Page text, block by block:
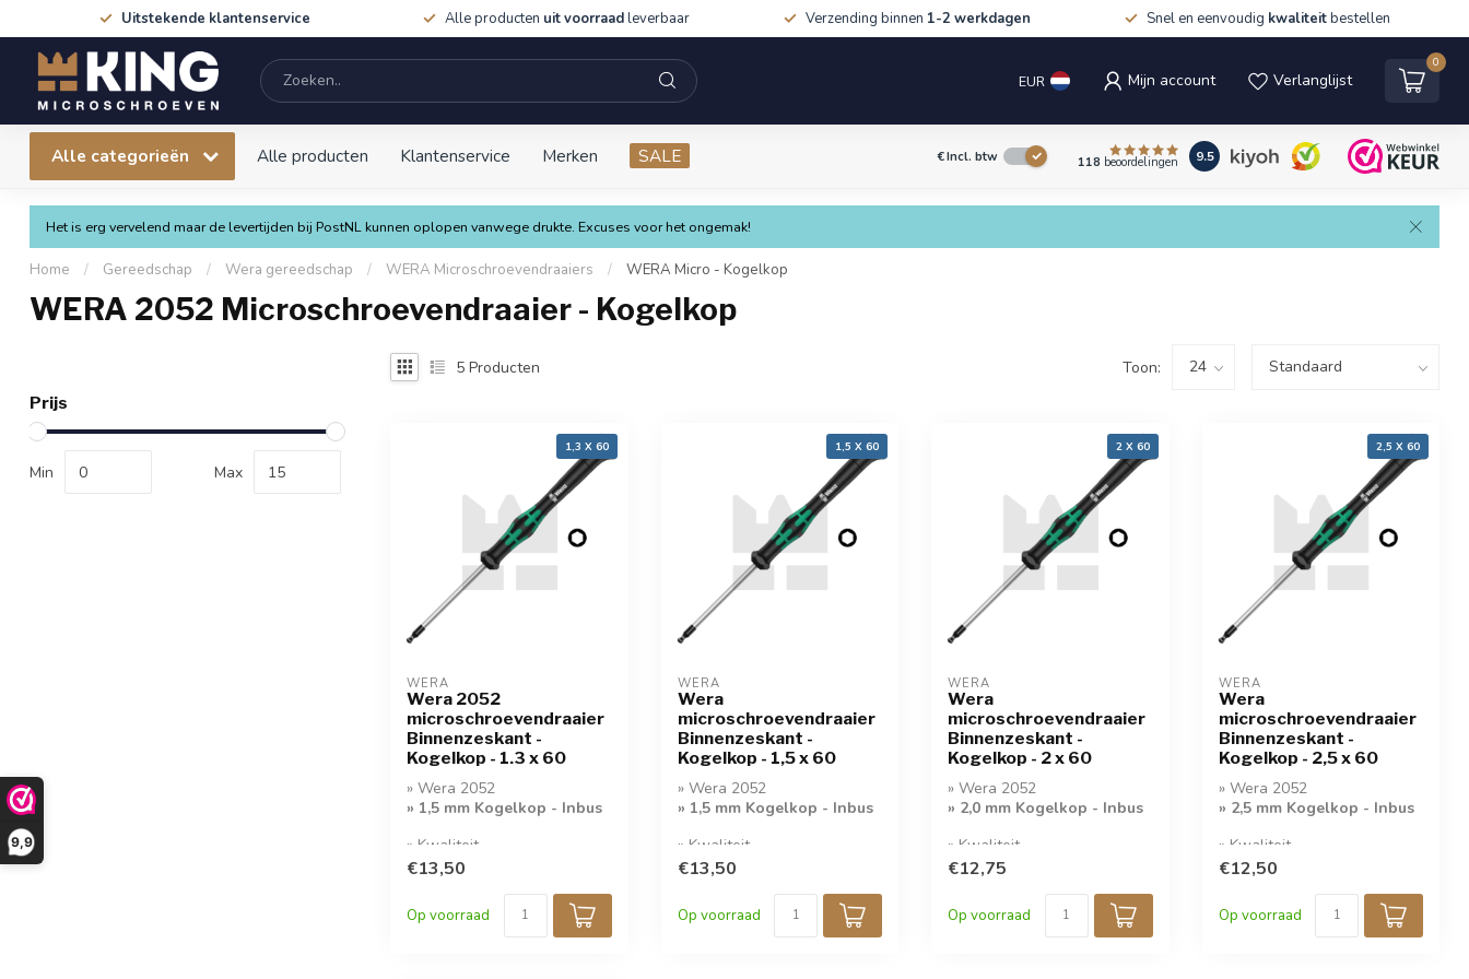
9,9
Uitstekende klantenservice Alle producten uit voorraadleverbaar Verzending binnen 1-2 werkdagen Snel en eenvoudig kwaliteitbestellen
EUR Mijn account Verlanglijst
0
Alle categorieën Alle producten Klantenservice Merken SALE €Incl. btw 118 beoordelingen 9.5
Het is erg vervelend maar de levertijden bij PostNL kunnen oplopen vanwege drukte. Excuses voor het ongemak!
Home / Gereedschap / Wera gereedschap / WERA Microschroevendraaiers / WERA Micro - Kogelkop
WERA 2052 Microschroevendraaier - Kogelkop
Prijs
Min Max
5 Producten Toon:
1,3 X 60
WERA
Wera 2052
microschroevendraaier
Binnenzeskant -
Kogelkop - 1.3 x 60
» Wera 2052
» 1,5 mm Kogelkop - Inbus
» Kwaliteit
Microschroevendraaier
€13,50
Op voorraad
1,5 X 60
WERA
Wera
microschroevendraaier
Binnenzeskant -
Kogelkop - 1,5 x 60
» Wera 2052
» 1,5 mm Kogelkop - Inbus
» Kwaliteit
Microschroevendraaier
€13,50
Op voorraad
2 X 60
WERA
Wera
microschroevendraaier
Binnenzeskant -
Kogelkop - 2 x 60
» Wera 2052
» 2,0 mm Kogelkop - Inbus
» Kwaliteit
Microschroevendraaier
€12,75
Op voorraad
2,5 X 60
WERA
Wera
microschroevendraaier
Binnenzeskant -
Kogelkop - 2,5 x 60
» Wera 2052
» 2,5 mm Kogelkop - Inbus
» Kwaliteit
Microschroevendraaier
€12,50
Op voorraad